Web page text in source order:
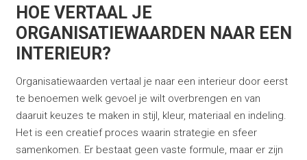
HOE VERTAAL JE
ORGANISATIEWAARDEN NAAR EEN
INTERIEUR?
Organisatiewaarden vertaal je naar een interieur door eerst
te benoemen welk gevoel je wilt overbrengen en van
daaruit keuzes te maken in stijl, kleur, materiaal en indeling.
Het is een creatief proces waarin strategie en sfeer
samenkomen. Er bestaat geen vaste formule, maar er zijn